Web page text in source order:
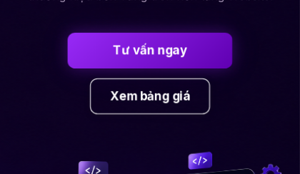
Tư vấn ngay
Xem bảng giá